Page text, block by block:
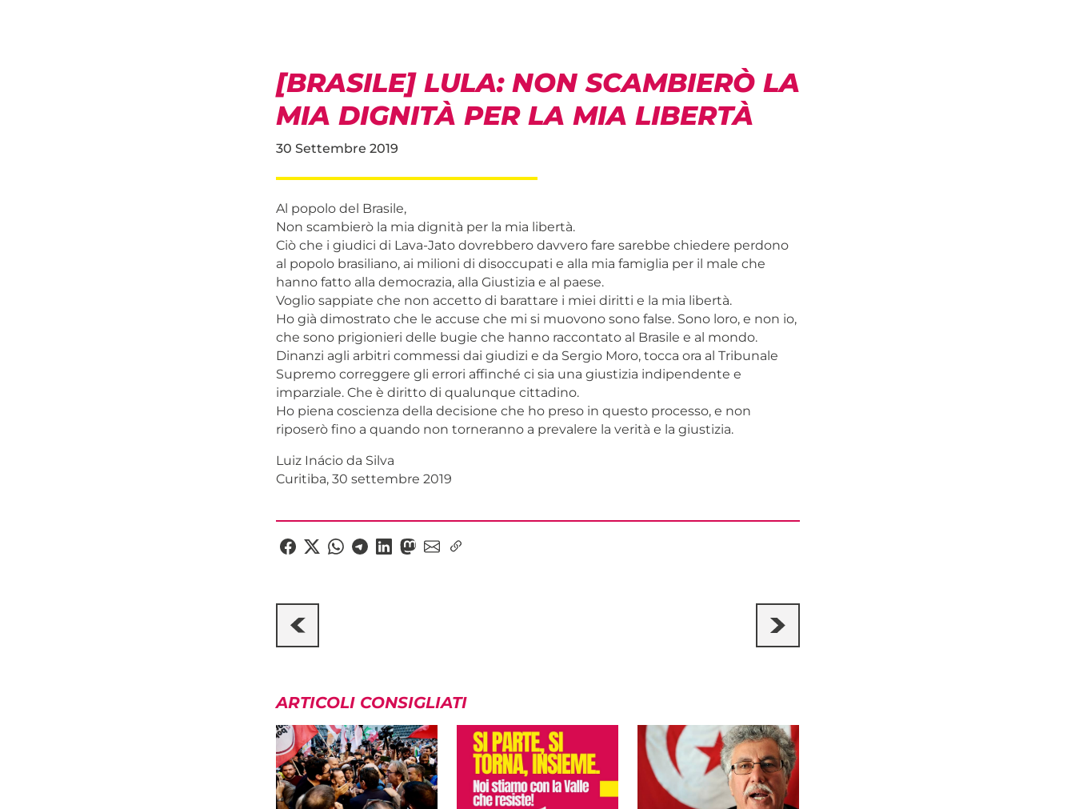
[BRASILE] LULA: NON SCAMBIERÒ LA
MIA DIGNITÀ PER LA MIA LIBERTÀ
30 Settembre 2019
Al popolo del Brasile,
Non scambierò la mia dignità per la mia libertà.
Ciò che i giudici di Lava-Jato dovrebbero davvero fare sarebbe chiedere perdono
al popolo brasiliano, ai milioni di disoccupati e alla mia famiglia per il male che
hanno fatto alla democrazia, alla Giustizia e al paese.
Voglio sappiate che non accetto di barattare i miei diritti e la mia libertà.
Ho già dimostrato che le accuse che mi si muovono sono false. Sono loro, e non io,
che sono prigionieri delle bugie che hanno raccontato al Brasile e al mondo.
Dinanzi agli arbitri commessi dai giudizi e da Sergio Moro, tocca ora al Tribunale
Supremo correggere gli errori affinché ci sia una giustizia indipendente e
imparziale. Che è diritto di qualunque cittadino.
Ho piena coscienza della decisione che ho preso in questo processo, e non
riposerò fino a quando non torneranno a prevalere la verità e la giustizia.
Luiz Inácio da Silva
Curitiba, 30 settembre 2019
ARTICOLI CONSIGLIATI